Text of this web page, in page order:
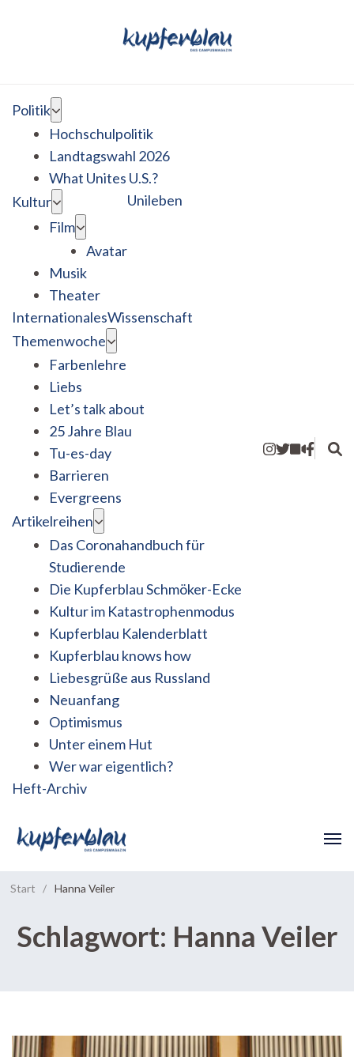
Politik
Hochschulpolitik
Landtagswahl 2026
What Unites U.S.?
Kultur
Film
Avatar
Musik
Theater
Unileben
InternationalesWissenschaft
Themenwoche
Farbenlehre
Liebs
Let’s talk about
25 Jahre Blau
Tu-es-day
Barrieren
Evergreens
Artikelreihen
Das Coronahandbuch für
Studierende
Die Kupferblau Schmöker-Ecke
Kultur im Katastrophenmodus
Kupferblau Kalenderblatt
Kupferblau knows how
Liebesgrüße aus Russland
Neuanfang
Optimismus
Unter einem Hut
Wer war eigentlich?
Heft-Archiv
Start / Hanna Veiler
Schlagwort: Hanna Veiler